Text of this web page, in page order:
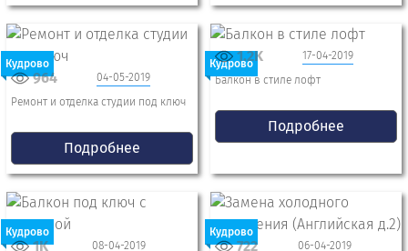
Кудрово
04-05-2019
964
Ремонт и отделка студии под ключ
Подробнее
Кудрово
17-04-2019
1.2K
Балкон в стиле лофт
Подробнее
Кудрово
08-04-2019
1K
Кудрово
06-04-2019
722